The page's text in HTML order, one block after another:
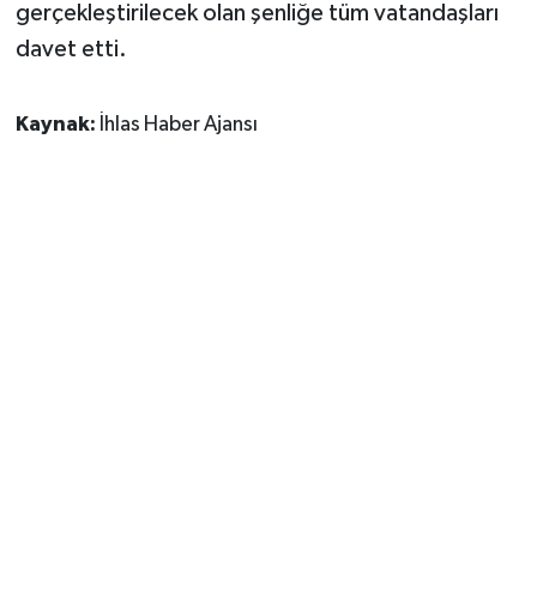
gerçekleştirilecek olan şenliğe tüm vatandaşları
davet etti.
Kaynak: İhlas Haber Ajansı